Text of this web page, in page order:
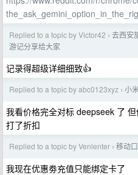
Replied to a topic by Victor42 › 去西安
游记分享给大家
记录得超级详细细致👍
Replied to a topic by abc0123xyz › 小
我看价格完全对标 deepseek 了
打了折扣
Replied to a topic by Venlenter › 移动
我现在优惠劵充值只能绑定卡了